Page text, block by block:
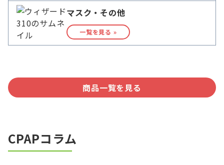
マスク・その他
一覧を見る »
商品一覧を見る
CPAPコラム